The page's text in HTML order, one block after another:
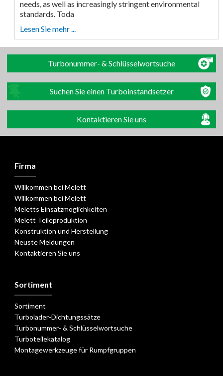
needs, as well as increasingly stringent environmental
standards. Toda
Lesen Sie mehr ...
Turbonummer- & Schlüsselwortsuche
Suchen Sie einen Turboinstandsetzer
Kontaktieren Sie uns
Firma
Willkommen bei Melett
Willkommen bei Melett
Meletts Einsatzmöglichkeiten
Melett Teileproduktion
Konstruktion und Herstellung
Neuste Meldungen
Kontaktieren Sie uns
Sortiment
Sortiment
Turbolader-Dichtungssätze
Turbonummer- & Schlüsselwortsuche
Turboteilekatalog
Montagewerkzeuge für Rumpfgruppen